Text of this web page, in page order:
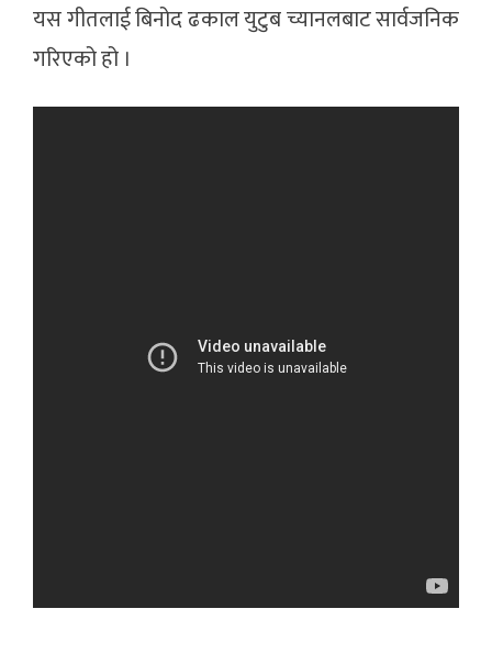
यस गीतलाई बिनोद ढकाल युटुब च्यानलबाट सार्वजनिक
गरिएको हो ।